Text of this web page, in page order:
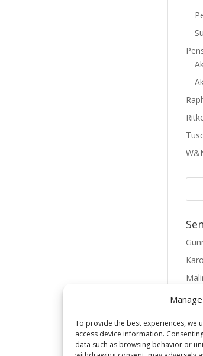
To provide the best experiences, we
access device information.
data such as browsing behavior or